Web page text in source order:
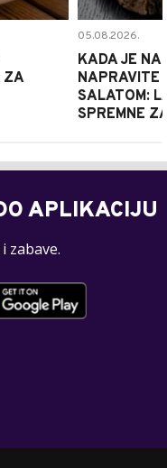
ZA
05.08.2026.
KADA JE
NAPRAVITE
SALATOM:
SPREMNE
APLIKACIJU
zabave.